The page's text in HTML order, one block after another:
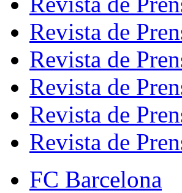
Revista de
Revista de
Revista de
Revista de
Revista de
FC Barcelona